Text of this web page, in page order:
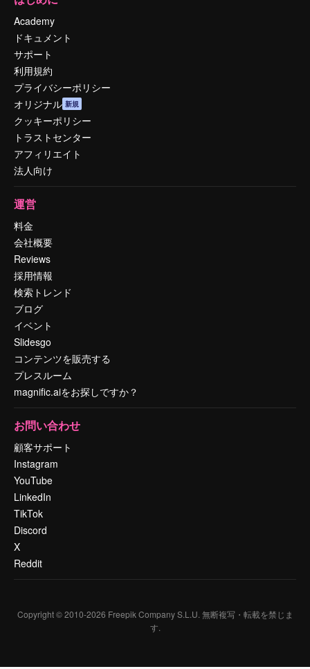
Academy
ドキュメント
サポート
利用規約
プライバシーポリシー
オリジナル 新規
クッキーポリシー
トラストセンター
アフィリエイト
法人向け
運営
料金
会社概要
Reviews
採用情報
検索トレンド
ブログ
イベント
Slidesgo
コンテンツを販売する
プレスルーム
magnific.aiをお探しですか？
お問い合わせ
顧客サポート
Instagram
YouTube
LinkedIn
TikTok
Discord
X
Reddit
Copyright © 2010-2026 Freepik Company S.L.U. 無断複写・転載を禁じま
す.